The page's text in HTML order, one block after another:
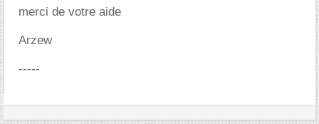
merci de votre aide
Arzew
-----